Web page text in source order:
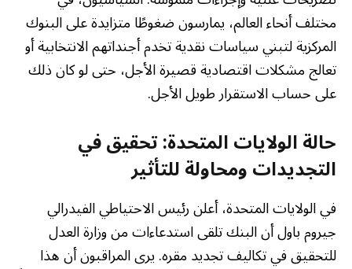
مختلف أنحاء العالم، يمارسون ضغوطًا متزايدة على البنوك
المركزية لتبني سياسات نقدية تخدم أجنداتهم الانتخابية أو
تعالج مشكلات اقتصادية قصيرة الأجل، حتى لو كان ذلك
على حساب الاستقرار طويل الأجل.
حالة الولايات المتحدة: تحقيق في
التجديدات ومحاولة للتأثير
في الولايات المتحدة، أعلن رئيس الاحتياطي الفيدرالي
جيروم باول أن البنك تلقى استدعاءات من وزارة العدل
للتحقيق في تكاليف تجديد مقره. يرى المراقبون أن هذا